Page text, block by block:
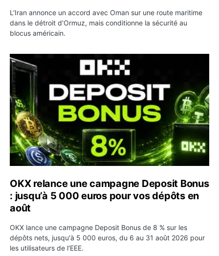
L'Iran annonce un accord avec Oman sur une route maritime
dans le détroit d'Ormuz, mais conditionne la sécurité au
blocus américain.
OKX relance une campagne Deposit Bonus : jusqu’à 5
OKX relance une campagne Deposit Bonus
: jusqu’à 5 000 euros pour vos dépôts en
août
OKX lance une campagne Deposit Bonus de 8 % sur les
dépôts nets, jusqu'à 5 000 euros, du 6 au 31 août 2026 pour
les utilisateurs de l'EEE.